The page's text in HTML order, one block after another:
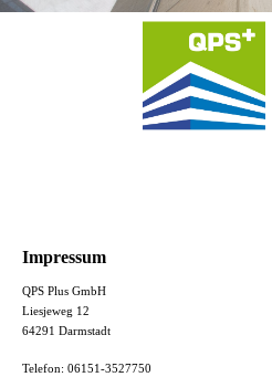
Impressum
QPS Plus GmbH
Liesjeweg 12
64291 Darmstadt
Telefon: 06151-3527750